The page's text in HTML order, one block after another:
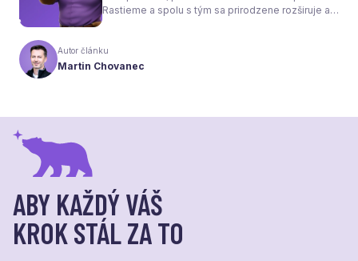
Rastieme a spolu s tým sa prirodzene rozširuje aj
vizuálnou identitou. Naším cieľom je, aby každý
váš krok stál za to.
Autor článku
Martin Chovanec
ABY KAŽDÝ VÁŠ
KROK STÁL ZA TO